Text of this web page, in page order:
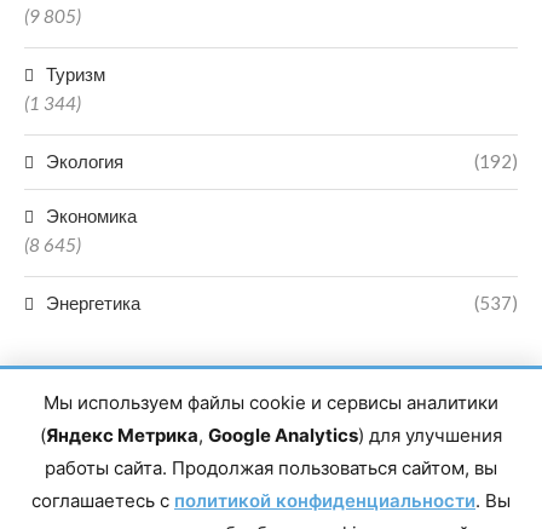
(9 805)
Туризм
(1 344)
Экология (192)
Экономика
(8 645)
Энергетика (537)
Главный редактор сетевого издания Магомаев Тимур Нухович.
Контакты редакции: 8(988)-292-94-34 Почта: vestiskfo@gmail.com По
Мы используем файлы cookie и сервисы аналитики
(Яндекс Метрика, Google Analytics) для улучшения
работы сайта. Продолжая пользоваться сайтом, вы
соглашаетесь с политикой конфиденциальности. Вы